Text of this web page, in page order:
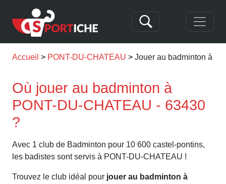
Accueil PONT-DU-CHATEAU Jouer au badminton à
Où jouer au badminton à
PONT-DU-CHATEAU - 63430
?
Avec 1 club de Badminton pour 10 600 castel-pontins,
les badistes sont servis à PONT-DU-CHATEAU !
Trouvez le club idéal pour jouer au badminton à